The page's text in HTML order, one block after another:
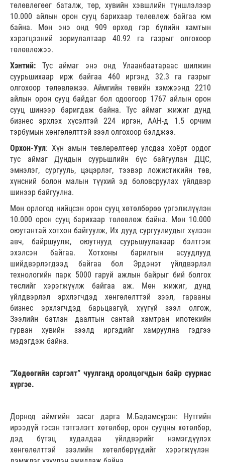
төлөвлөгөөг баталж, төр, хувийн хэвшлийн түншлэлээр
10.000 айлын орон сууц барихаар төлөвлөж байгаа юм
байна. Мөн энэ онд 909 өрхөд гэр бүлийн хамтын
хэрэгцээний зориулалтаар 40.92 га газрыг олгохоор
төлөвлөжээ.
Хэнтий: Тус аймаг энэ онд Улаанбаатараас шилжин
суурьшихаар ирж байгаа 460 иргэнд 32.3 га газрыг
олгохоор төлөвлөжээ. Аймгийн төвийн хэмжээнд 2210
айлын орон сууц байдаг бол одоогоор 1767 айлын орон
сууц шинээр баригдаж байна. Тус аймаг жижиг дунд
бизнес эрхлэх хүсэлтэй 224 иргэн, ААН-д 1.5 орчим
тэрбумын хөнгөлөлттэй зээл олгохоор бэлджээ.
Орхон-Уул: Хүн амын төвлөрөлтөөр улсдаа хоёрт ордог
тус аймаг Дундын суурьшлийн бүс байгуулан ДЦС,
эмнэлэг, сургууль, цэцэрлэг, тээвэр ложистикийн төв,
хүнсний болон малын түүхий эд боловсруулах үйлдвэр
шинээр байгуулна.
Мөн орлогод нийцсэн орон сууц хөтөлбөрөө үргэлжлүүлэн
10.000 орон сууц барихаар төлөвлөж байна. Мөн 10.000
оюутантай хотхон байгуулж, Их дууд сургуулиудыг хүлээн
авч, байршуулж, оюутнууд суурьшуулахаар бэлтгэж
эхэлсэн байгаа. Хотхоны барилгын асуудлууд
шийдвэрлэгдээд байгаа бол Эрдэнэт үйлдвэрлэл
технологийн парк 5000 гаруй ажлын байрыг бий болгох
төслийг хэрэгжүүлж байгаа аж. Мөн жижиг, дунд
үйлдвэрлэл эрхлэгчдэд хөнгөлөлттэй зээл, гарааны
бизнес эрхлэгчдэд барьцаагүй, хүүгүй зээл олгож,
Зээлийн батлан даалтын сантай хамтран ипотекийн
гурван хувийн зээлд иргэдийг хамруулна гэдгээ
мэдэгдэж байна.
“Хөдөөгийн сэргэлт” чуулганд оролцогчдын байр сууриас
хүргэе.
Дорнод аймгийн засаг дарга М.Бадамсүрэн: Нутгийн
ирээдүй гэсэн тэтгэлэгт хөтөлбөр, орон сууцны хөтөлбөр,
дэд бүтэц худалдаа үйлдвэрийг нэмэгдүүлэх
хөнгөлөлттэй зээлийн хөтөлбөрүүдийг хэрэгжүүлэн